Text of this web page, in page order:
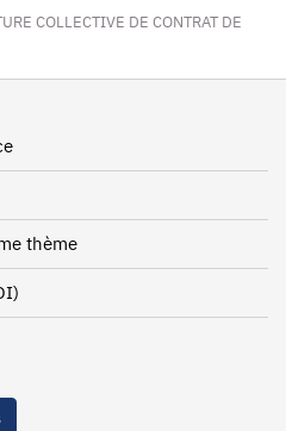
COLLECTIVE DE CONTRAT DE
thème